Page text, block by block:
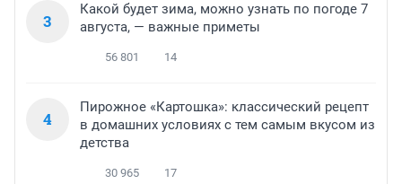
3
Какой будет зима, можно узнать по погоде 7
августа, — важные приметы
56 801 14
4
Пирожное «Картошка»: классический рецепт
в домашних условиях с тем самым вкусом из
детства
30 965 17